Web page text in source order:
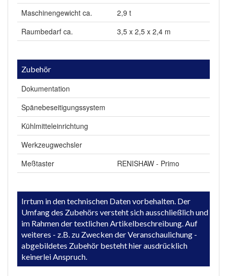
Maschinengewicht ca.
2,9 t
Raumbedarf ca.
3,5 x 2,5 x 2,4 m
Zubehör
Dokumentation
Spänebeseitigungssystem
Kühlmitteleinrichtung
Werkzeugwechsler
Meßtaster
RENISHAW - Primo
Irrtum in den technischen Daten vorbehalten. Der
Umfang des Zubehörs versteht sich ausschließlich und
im Rahmen der textlichen Artikelbeschreibung. Auf
weiteres - z.B. zu Zwecken der Veranschaulichung -
abgebildetes Zubehör besteht hier ausdrücklich
keinerlei Anspruch.